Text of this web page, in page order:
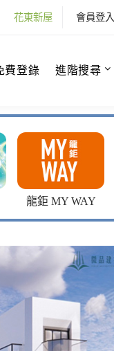
花東新屋 會員登入
費登錄 進階搜尋
龍鉅 MY WAY